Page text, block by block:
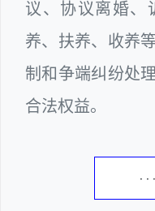
议、协议离婚、
养、扶养、收养
制和争端纠纷处
合法权益。
·